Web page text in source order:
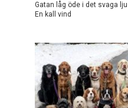
Gatan låg öde i det svaga
En kall vind